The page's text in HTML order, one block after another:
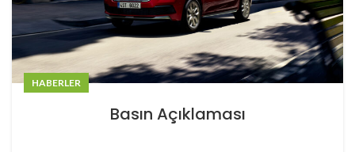
HABERLER
Basın Açıklaması